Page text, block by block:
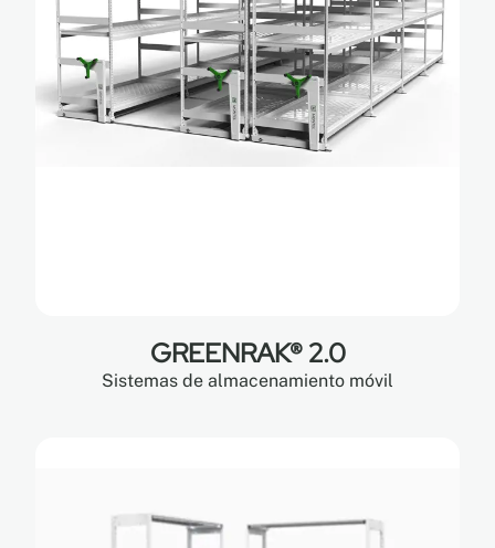
GREENRAK® 2.0
Sistemas de almacenamiento móvil